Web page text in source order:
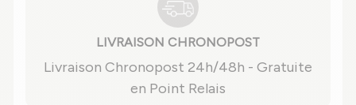
LIVRAISON CHRONOPOST
Livraison Chronopost 24h/48h - Gratuite
en Point Relais